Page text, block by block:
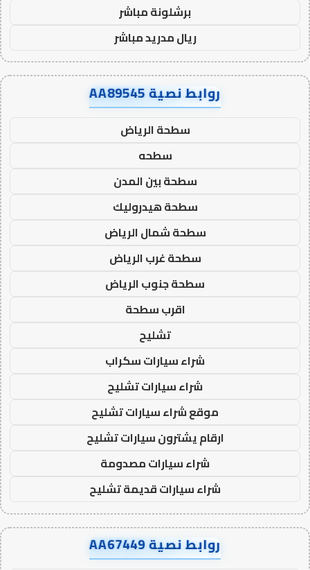
برشلونة مباشر
ريال مدريد مباشر
روابط نصية AA89545
سطحة الرياض
سطحه
سطحة بين المدن
سطحة هيدروليك
سطحة شمال الرياض
سطحة غرب الرياض
سطحة جنوب الرياض
اقرب سطحة
تشليح
شراء سيارات سكراب
شراء سيارات تشليح
موقع شراء سيارات تشليح
ارقام يشترون سيارات تشليح
شراء سيارات مصدومة
شراء سيارات قديمة تشليح
روابط نصية AA67449